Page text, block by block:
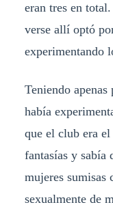
eran tres en
verse allí optó
experimentando
Teniendo
había
que el club era
fantasías y sabía
mujeres sumisas
sexualmente de